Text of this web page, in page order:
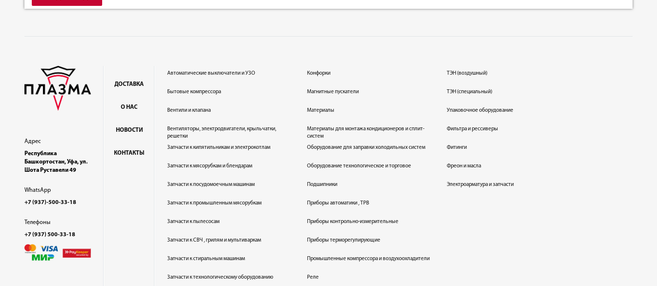
Адрес
Республика
Башкортостан, Уфа, ул.
Шота Руставели 49
WhatsApp
+7 (937)-500-33-18
Телефоны
+7 (937) 500-33-18
ДОСТАВКА
О НАС
НОВОСТИ
КОНТАКТЫ
Автоматические выключатели и УЗО
Бытовые компрессора
Вентили и клапана
Вентиляторы, электродвигатели, крыльчатки,
решетки
Запчасти к кипятильникам и электрокотлам
Запчасти к мясорубкам и блендарам
Запчасти к посудомоечным машинам
Запчасти к промышленным мясорубкам
Запчасти к пылесосам
Запчасти к СВЧ , грилям и мультиваркам
Запчасти к стиральным машинам
Запчасти к технологическому оборудованию
Конфорки
Магнитные пускатели
Материалы
Материалы для монтажа кондиционеров и сплит-
систем
Оборудование для заправки холодильных систем
Оборудование технологическое и торговое
Подшипники
Приборы автоматики , ТРВ
Приборы контрольно-измерительные
Приборы терморегулирующие
Промышленные компрессора и воздухоохладители
Реле
ТЭН (воздушный)
ТЭН (специальный)
Упаковочное оборудование
Фильтра и рессиверы
Фитинги
Фреон и масла
Электроарматура и запчасти